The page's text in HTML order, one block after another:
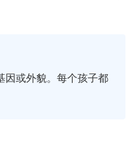
因或外貌。每个孩子都